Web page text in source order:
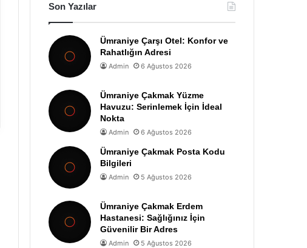
Son Yazılar
Ümraniye Çarşı Otel: Konfor ve
Rahatlığın Adresi
Admin 6 Ağustos 2026
Ümraniye Çakmak Yüzme
Havuzu: Serinlemek İçin İdeal
Nokta
Admin 6 Ağustos 2026
Ümraniye Çakmak Posta Kodu
Bilgileri
Admin 5 Ağustos 2026
Ümraniye Çakmak Erdem
Hastanesi: Sağlığınız İçin
Güvenilir Bir Adres
Admin 5 Ağustos 2026